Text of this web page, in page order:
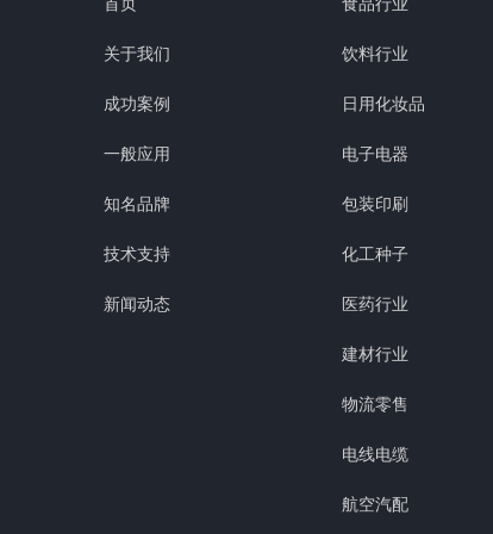
关于我们
成功案例
一般应用
知名品牌
技术支持
新闻动态
饮料行业
日用化妆品
电子电器
包装印刷
化工种子
医药行业
建材行业
物流零售
电线电缆
航空汽配